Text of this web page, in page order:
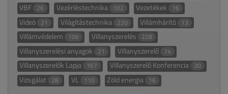
VBF 26 Vezérléstechnika 102 Vezetékek 16
Videó 21 Világítástechnika 220 Villámhárító 13
Villámvédelem 106 Villanyszerelés 228
Villanyszerelési anyagok 21 Villanyszerelő 74
Villanyszerelők Lapja 167 Villanyszerelő Konferencia 30
Vizsgálat 28 VL 110 Zöld energia 16